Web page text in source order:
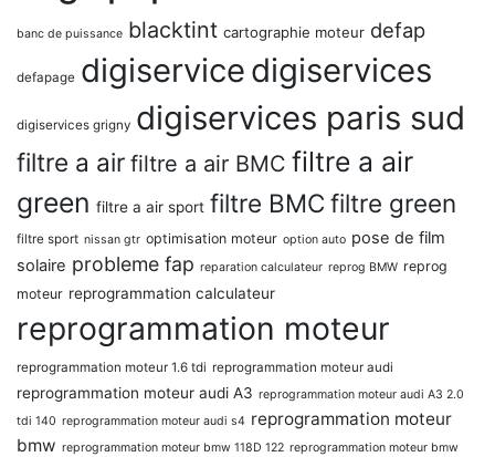
banc de puissance blacktint cartographie moteur defap
defapage digiservice digiservices
digiservices grigny digiservices paris sud
filtre a air filtre a air BMC filtre a air
green filtre a air sport filtre BMC filtre green
filtre sport nissan gtr optimisation moteur option auto pose de film
solaire probleme fap reparation calculateur reprog BMW reprog
moteur reprogrammation calculateur
reprogrammation moteur
reprogrammation moteur 1.6 tdi reprogrammation moteur audi
reprogrammation moteur audi A3 reprogrammation moteur audi A3 2.0
tdi 140 reprogrammation moteur audi s4 reprogrammation moteur
bmw reprogrammation moteur bmw 118D 122 reprogrammation moteur bmw